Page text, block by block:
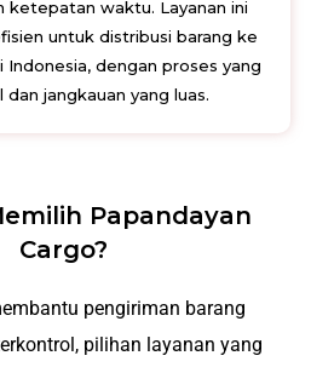
ketepatan waktu. Layanan ini
untuk distribusi barang ke
dengan proses yang
jangkauan yang luas.
Papandayan
Cargo?
pengiriman barang
pilihan layanan yang